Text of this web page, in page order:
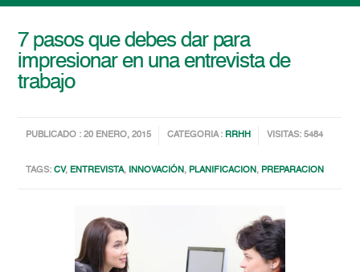
7 pasos que debes dar para
impresionar en una entrevista de
trabajo
PUBLICADO : 20 ENERO, 2015 CATEGORIA : RRHH VISITAS: 5484
TAGS:CV, ENTREVISTA, INNOVACIÓN, PLANIFICACION, PREPARACION